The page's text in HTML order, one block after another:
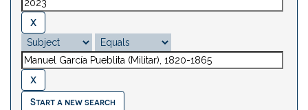
Start a new search